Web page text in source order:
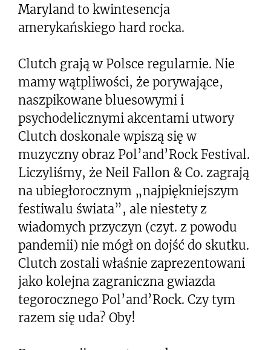
Maryland to kwintesencja
amerykańskiego hard rocka.
Clutch grają w Polsce regularnie. Nie
mamy wątpliwości, że porywające,
naszpikowane bluesowymi i
psychodelicznymi akcentami utwory
Clutch doskonale wpiszą się w
muzyczny obraz Pol’and’Rock Festival.
Liczyliśmy, że Neil Fallon & Co. zagrają
na ubiegłorocznym „najpiękniejszym
festiwalu świata”, ale niestety z
wiadomych przyczyn (czyt. z powodu
pandemii) nie mógł on dojść do skutku.
Clutch zostali właśnie zaprezentowani
jako kolejna zagraniczna gwiazda
tegorocznego Pol’and’Rock. Czy tym
razem się uda? Oby!